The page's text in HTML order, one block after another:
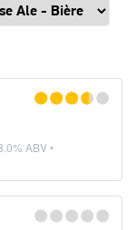
ABV •